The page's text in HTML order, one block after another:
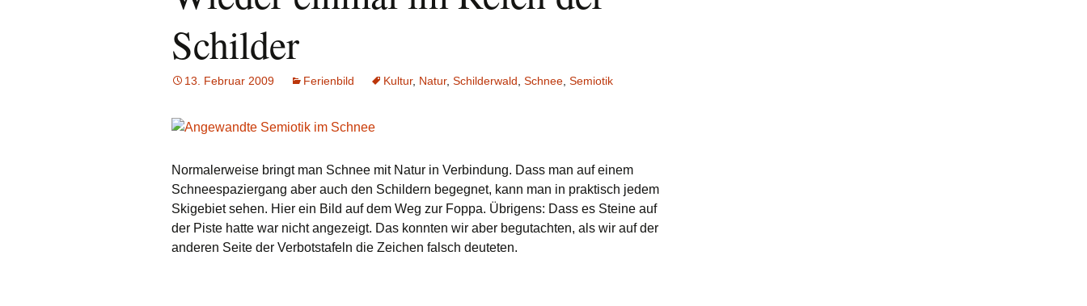
Schilder
13. Februar 2009 Ferienbild Kultur, Natur, Schilderwald Schnee Semiotik
Normalerweise bringt man Schnee mit Natur in Verbindung. Dass man auf einem
Schneespaziergang aber auch den Schildern begegnet, kann man in praktisch jedem
Skigebiet sehen. Hier ein Bild auf dem Weg zur Foppa. Übrigens: Dass es Steine auf
der Piste hatte war nicht angezeigt. Das konnten wir aber begutachten, als wir auf der
anderen Seite der Verbotstafeln die Zeichen falsch deuteten.